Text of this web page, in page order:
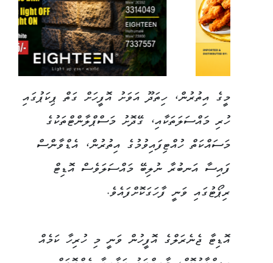
މީގެ އިތުރުން، ހިތަދޫ އަވަށު އޮފީހަށް ގަތް ޕިކަޕުގައި
ހުރި މައްސަލަތަކާއި، ގޭދޮށު މަސްޕްލާންޓްތަކުގެ
މަސައްކަތް ހުއްޓިފައިވުމުގެ އިތުރުން، އެޑްވާންސް
ފައިސާ އަނބުރާ ނުލިބޭ މައްސަލަވެސް އޮޑިޓް
ރިޕޯޓުގައި ވަނީ ފާހަގަކޮށްފައެވެ.
އޮޑިޓާ ޖެނެރަލްގެ އޮފީހުން ވަނީ މި ހުރިހާ ކަމެއް